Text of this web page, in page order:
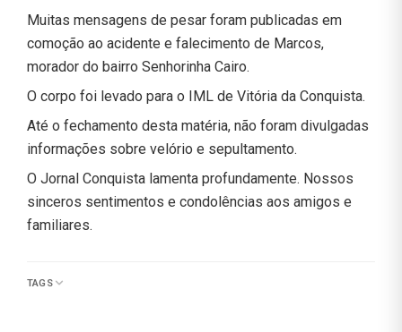
Muitas mensagens de pesar foram publicadas em
comoção ao acidente e falecimento de Marcos,
morador do bairro Senhorinha Cairo.
O corpo foi levado para o IML de Vitória da Conquista.
Até o fechamento desta matéria, não foram divulgadas
informações sobre velório e sepultamento.
O Jornal Conquista lamenta profundamente. Nossos
sinceros sentimentos e condolências aos amigos e
familiares.
TAGS